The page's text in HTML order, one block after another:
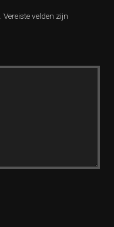
Vereiste velden zijn